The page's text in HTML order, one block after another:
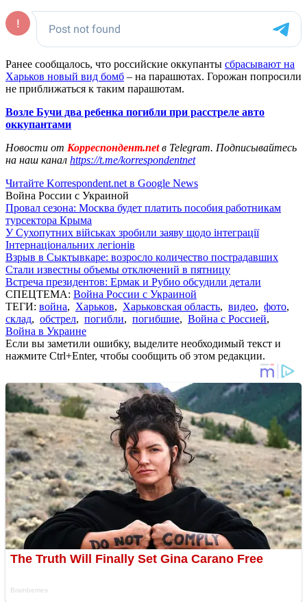
Ранее сообщалось, что российские оккупанты сбрасывают на
Харьков новый вид бомб – на парашютах. Горожан попросили
не приближаться к таким парашютам.
Возле Бучи два ребенка погибли при расстреле авто
оккупантами
Новости от Корреспондент.netв Telegram. Подписывайтесь
на наш канал https://t.me/korrespondentnet
Читайте Korrespondent.net в Google News
Война России с Украиной
Провал сезона: Москва будет платить пособия работникам
турсектора Крыма
У Сухопутних військах зробили заяву щодо інтеграції
Інтернаціональних легіонів
Взрыв в Сыктывкаре: возросло количество пострадавших
Стали известны объемы отключений в пятницу
Встреча президентов: Ермак и Рубио обсудили детали
СПЕЦТЕМА: Война России с Украиной
ТЕГИ: война, Харьков, Харьковская область, видео, фото,
склад, обстрел, погибли, погибшие, Война с Россией,
Война в Украине
Если вы заметили ошибку, выделите необходимый текст и
нажмите Ctrl+Enter, чтобы сообщить об этом редакции.